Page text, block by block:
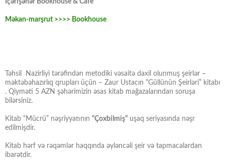
İçərişəhər Bookhouse & Cafe
Məkan-marşrut >>>> Bookhouse
Təhsil Nazirliyi tərəfindən metodiki vəsaitə daxil olunmuş şeirlər –
məktəbəhazırlıq qrupları üçün – Zaur Ustacın “Güllünün Şeirləri” kitabı
. Qiyməti 5 AZN şəhərimizin əsas kitab mağazalarından soruşa
bilərsiniz.
Kitab “Mücrü” nəşriyyatının “Çoxbilmiş” uşaq seriyasında nəşr
edilmişdir.
Kitab hərf və rəqəmlər haqqında əyləncəli şeir və tapmacalardan
ibarətdir.